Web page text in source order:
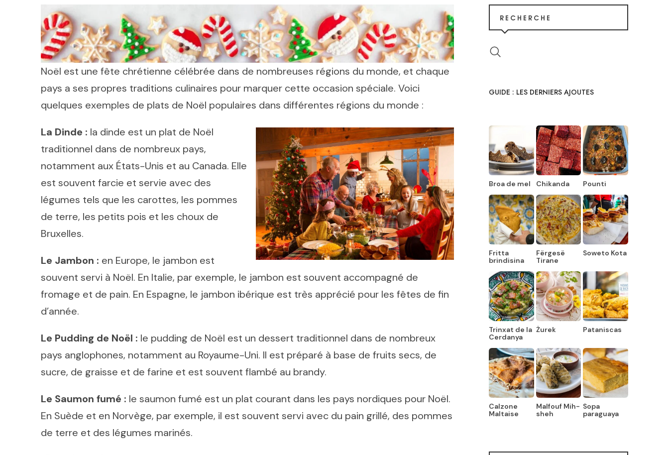
Noël est une fête chrétienne célébrée dans de nombreuses régions du monde, et chaque
pays a ses propres traditions culinaires pour marquer cette occasion spéciale. Voici
quelques exemples de plats de Noël populaires dans différentes régions du monde :
La Dinde : la dinde est un plat de Noël
traditionnel dans de nombreux pays,
notamment aux États-Unis et au Canada. Elle
est souvent farcie et servie avec des
légumes tels que les carottes, les pommes
de terre, les petits pois et les choux de
Bruxelles.
Le Jambon : en Europe, le jambon est
souvent servi à Noël. En Italie, par exemple, le jambon est souvent accompagné de
fromage et de pain. En Espagne, le jambon ibérique est très apprécié pour les fêtes de fin
d’année.
Le Pudding de Noël : le pudding de Noël est un dessert traditionnel dans de nombreux
pays anglophones, notamment au Royaume-Uni. Il est préparé à base de fruits secs, de
sucre, de graisse et de farine et est souvent flambé au brandy.
Le Saumon fumé : le saumon fumé est un plat courant dans les pays nordiques pour Noël.
En Suède et en Norvège, par exemple, il est souvent servi avec du pain grillé, des pommes
de terre et des légumes marinés.
RECHERCHE
GUIDE : LES DERNIERS AJOUTES
Broa de mel Chikanda Pounti
Fritta
brindisina
Fërgesë
Tirane
Soweto Kota
Trinxat de la
Cerdanya
Żurek Pataniscas
Calzone
Maltaise
Malfouf Mih-
sheh
Sopa
paraguaya